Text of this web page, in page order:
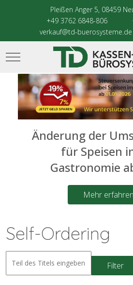
Pleißen Anger 5, 08459
+49 3762 6848-806
verkauf@td-buerosysteme.de
Mobile Menu Toggle
Änderung der
für Speisen
Gastronomie
Mehr erfahren
Self-Ordering
Filter